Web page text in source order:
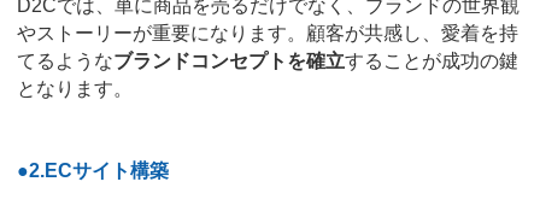
D2Cでは、単に商品を売るだけでなく、ブランドの世界観
やストーリーが重要になります。顧客が共感し、愛着を持
てるようなブランドコンセプトを確立することが成功の鍵
となります。
●2.ECサイト構築